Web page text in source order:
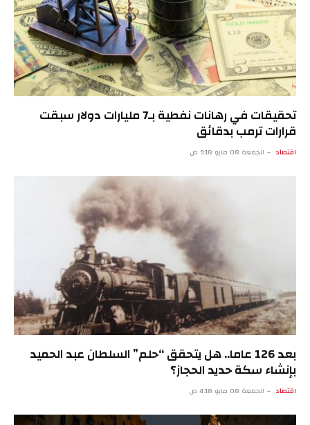
تحقيقات في رهانات نفطية بـ7 مليارات دولار سبقت
قرارات ترمب بدقائق
اقتصاد الجمعة 08 مايو 9:18 ص
بعد 126 عاما.. هل يتحقق “حلم” السلطان عبد الحميد
بإنشاء سكة حديد الحجاز؟
اقتصاد الجمعة 08 مايو 4:18 ص